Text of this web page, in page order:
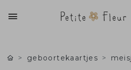
geboortekaartjes